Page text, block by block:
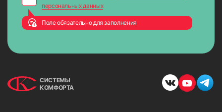
персональных данных
Поле обязательно для заполнения
СИСТЕМЫ
КОМФОРТА